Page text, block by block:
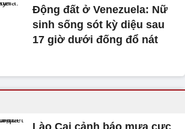
Động đất ở Venezuela: Nữ
sinh sống sót kỳ diệu sau
17 giờ dưới đống đổ nát